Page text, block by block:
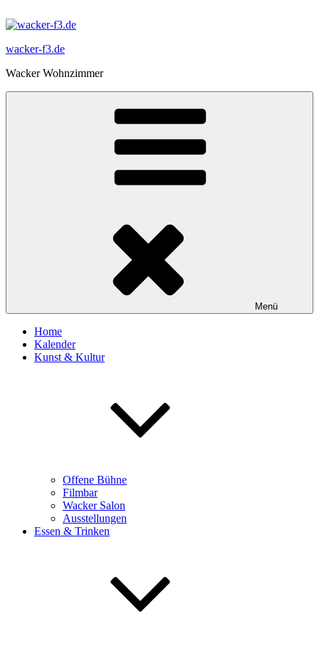
Inhalt
wacker-f3.de
Wacker Wohnzimmer
Menü
Home
Kalender
Kunst & Kultur
Offene Bühne
Filmbar
Wacker Salon
Ausstellungen
Essen & Trinken